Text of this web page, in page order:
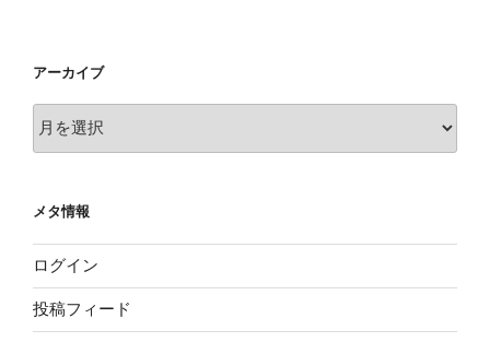
アーカイブ
ー
ブ
メタ情報
ログイン
投稿フィード